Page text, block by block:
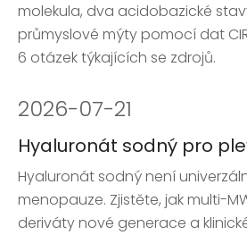
molekula, dva acidobazické
průmyslové mýty pomocí dat
6 otázek týkajících se zdrojů.
2026-07-21
Hyaluronát sodný není
menopauze. Zjistěte, jak multi-
deriváty nové generace a